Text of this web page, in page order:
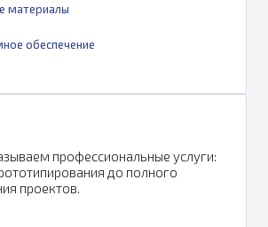
материалы
обеспечение
профессиональные услуги:
до полного
проектов.